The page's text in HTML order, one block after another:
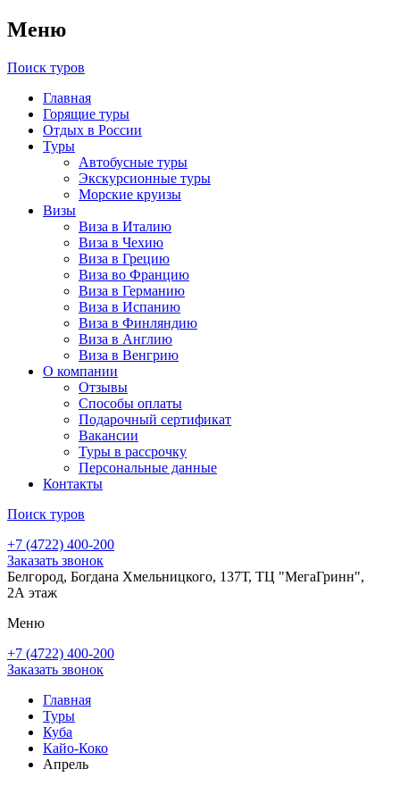
Меню
Поиск туров
Главная
Горящие туры
Отдых в России
Туры
Автобусные туры
Экскурсионные туры
Морские круизы
Визы
Виза в Италию
Виза в Чехию
Виза в Грецию
Виза во Францию
Виза в Германию
Виза в Испанию
Виза в Финляндию
Виза в Англию
Виза в Венгрию
О компании
Отзывы
Способы оплаты
Подарочный сертификат
Вакансии
Туры в рассрочку
Персональные данные
Контакты
Поиск туров
+7 (4722) 400-200
Заказать звонок
Белгород, Богдана Хмельницкого, 137Т, ТЦ "МегаГринн",
2А этаж
Меню
+7 (4722) 400-200
Заказать звонок
Главная
Туры
Куба
Кайо-Коко
Апрель